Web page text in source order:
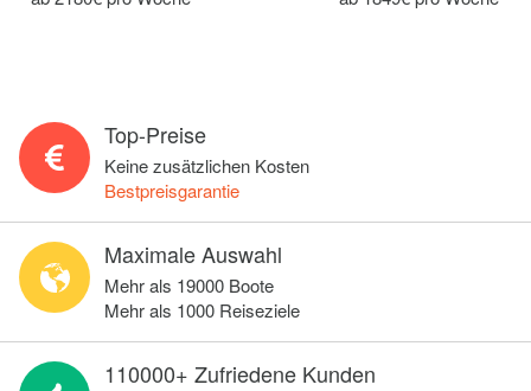
Top-Preise
Keine zusätzlichen Kosten
Bestpreisgarantie
Maximale Auswahl
Mehr als 19000 Boote
Mehr als 1000 Reiseziele
110000+ Zufriedene Kunden